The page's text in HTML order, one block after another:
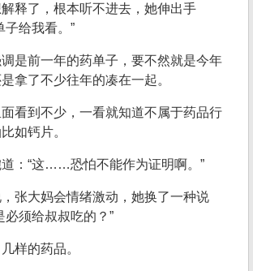
释了，根本听不进去，她伸出手
子给我看。”
是前一年的药单子，要不然就是今年
拿了不少往年的凑在一起。
看到不少，一看就知道不属于药品行
如钙片。
：“这……恐怕不能作为证明啊。”
张大妈会情绪激动，她换了一种说
必须给叔叔吃的？”
样的药品。